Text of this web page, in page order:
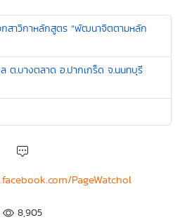
กสาวิกาหลักสูตร “พัฒนาจิตตามหลัก
ต.บางตลาด อ.ปากเกร็ด จ.นนทบุรี
PageWatchol
8,905